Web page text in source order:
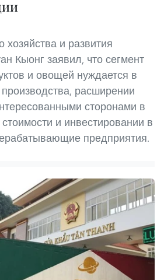
хозяйства и развития
Кыонг заявил, что сегмент
и овощей нуждается в
производства, расширении
сторонами в
и инвестировании в
предприятия.